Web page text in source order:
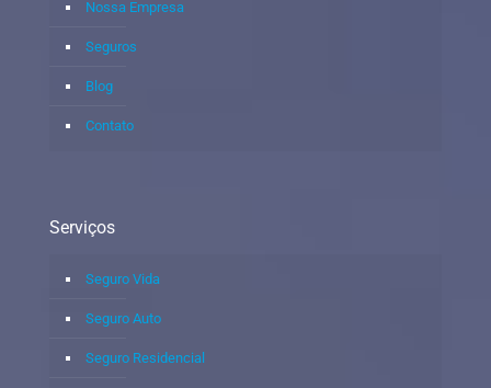
Nossa Empresa
Seguros
Blog
Contato
Serviços
Seguro Vida
Seguro Auto
Seguro Residencial